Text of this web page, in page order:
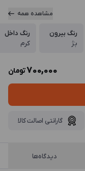
مشاهده همه
رنگ بیرون
بژ
رنگ داخل
کرم
700,000تومان
گارانتی اصالت کالا
دیدگاه‌ها